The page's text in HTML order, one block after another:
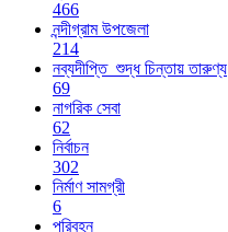
466
নন্দীগ্রাম উপজেলা
214
নব্যদীপ্তি_শুদ্ধ চিন্তায় তারুণ্য
69
নাগরিক সেবা
62
নির্বাচন
302
নির্মাণ সামগ্রী
6
পরিবহন